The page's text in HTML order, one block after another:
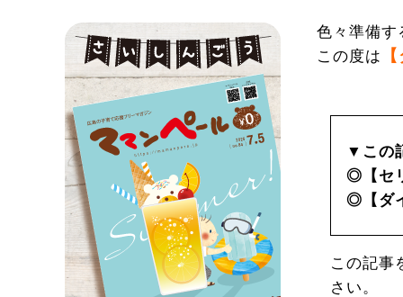
色々準備す
この度は
▼この
◎【セ
◎【ダ
この記事
さい。